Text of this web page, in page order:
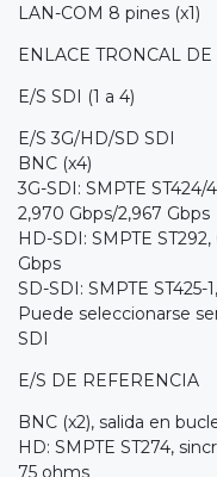
LAN-COM 8 pines (x1)
ENLACE TRONCAL
E/S SDI (1 a 4)
E/S 3G/HD/SD SDI
BNC (x4)
3G-SDI: SMPTE
2,970 Gbps/2,967 Gbps
HD-SDI: SMPTE
Gbps
SD-SDI: SMPTE
Puede seleccionarse
SDI
E/S DE REFERENCIA
BNC (x2), salida en
HD: SMPTE ST274,
75 ohms